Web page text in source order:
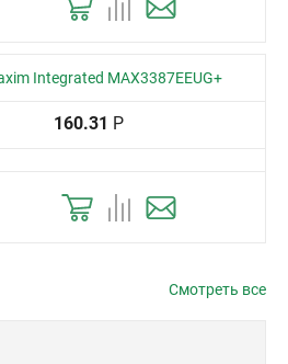
Integrated MAX3387EEUG+
160.31 Р
Смотреть все